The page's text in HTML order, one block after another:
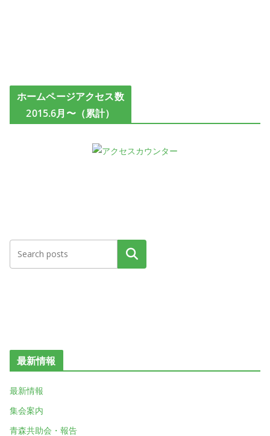
ホームページアクセス数
2015.6月〜（累計）
検索
最新情報
最新情報
集会案内
青森共助会・報告